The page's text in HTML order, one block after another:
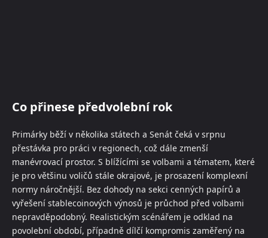
Co přinese předvolební rok
Primárky běží v několika státech a Senát čeká v srpnu
přestávka pro práci v regionech, což dále zmenší
manévrovací prostor. S blížícími se volbami a tématem, které
je pro většinu voličů stále okrajové, je prosazení komplexní
normy náročnější. Bez dohody na sekci cenných papírů a
vyřešení stablecoinových výnosů je průchod před volbami
nepravděpodobný. Realistickým scénářem je odklad na
povolební období, případně dílčí kompromis zaměřený na